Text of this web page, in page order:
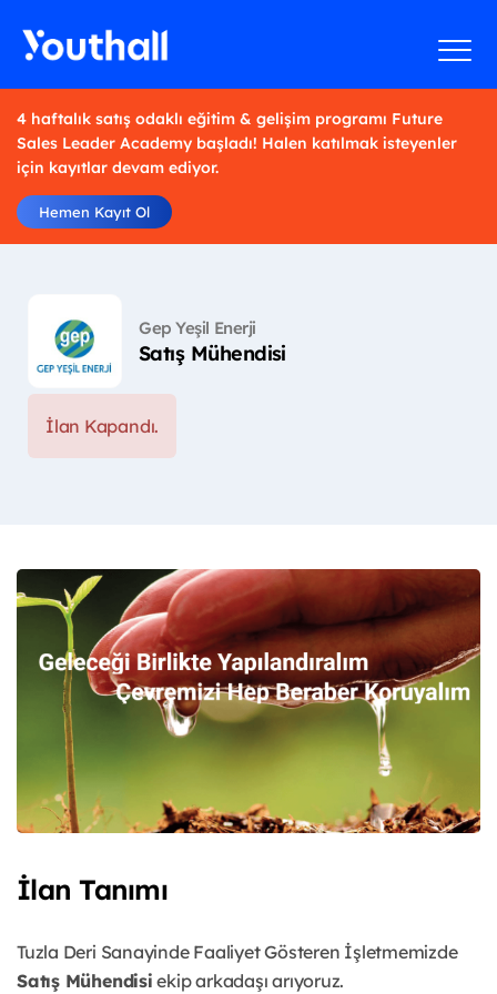
4 haftalık satış odaklı eğitim & gelişim programı Future
Sales Leader Academy başladı! Halen katılmak isteyenler
için kayıtlar devam ediyor.
Hemen Kayıt Ol
Gep Yeşil Enerji
Satış Mühendisi
İlan Kapandı.
İlan Tanımı
Tuzla Deri Sanayinde Faaliyet Gösteren İşletmemizde
Satış Mühendisi ekip arkadaşı arıyoruz.